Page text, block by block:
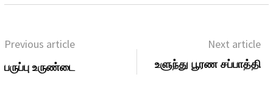
Previous article
பருப்பு உருண்டை
Next article
உளுந்து பூரண சப்பாத்தி